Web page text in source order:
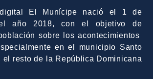
El Munícipe nació el 1 de
año 2018, con el objetivo de
sobre los acontecimientos
en el municipio Santo
el resto de la República Dominicana